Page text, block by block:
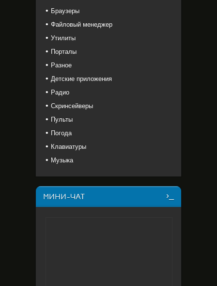
Браузеры
Файловый менеджер
Утилиты
Порталы
Разное
Детские приложения
Радио
Скринсейверы
Пульты
Погода
Клавиатуры
Музыка
МИНИ-ЧАТ